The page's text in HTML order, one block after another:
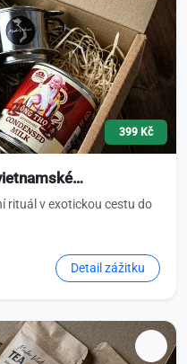
399 Kč
rituál v exotickou cestu do
Detail zážitku